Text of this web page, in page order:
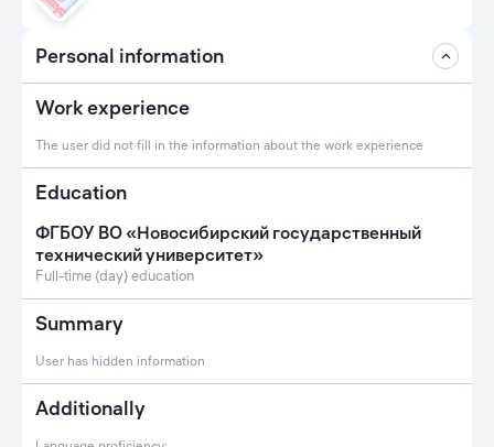
Personal information
Work experience
The user did not fill in the information about the work experience
Education
ФГБОУ ВО «Новосибирский государственный
технический университет»
Full-time (day) education
Summary
User has hidden information
Additionally